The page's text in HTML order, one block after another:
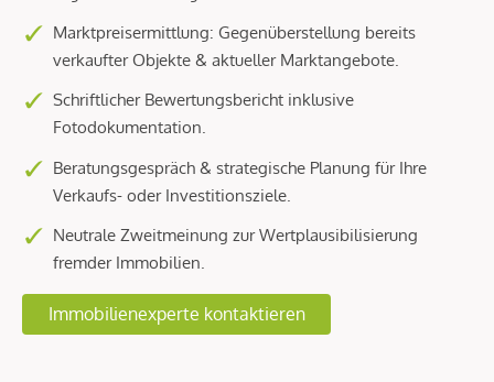
Marktpreisermittlung: Gegenüberstellung bereits
verkaufter Objekte & aktueller Marktangebote.
Schriftlicher Bewertungsbericht inklusive
Fotodokumentation.
Beratungsgespräch & strategische Planung für Ihre
Verkaufs- oder Investitionsziele.
Neutrale Zweitmeinung zur Wertplausibilisierung
fremder Immobilien.
Immobilienexperte kontaktieren